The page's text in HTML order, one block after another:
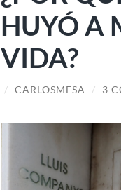
HUYÓ A
VIDA?
/ CARLOSMESA / 3